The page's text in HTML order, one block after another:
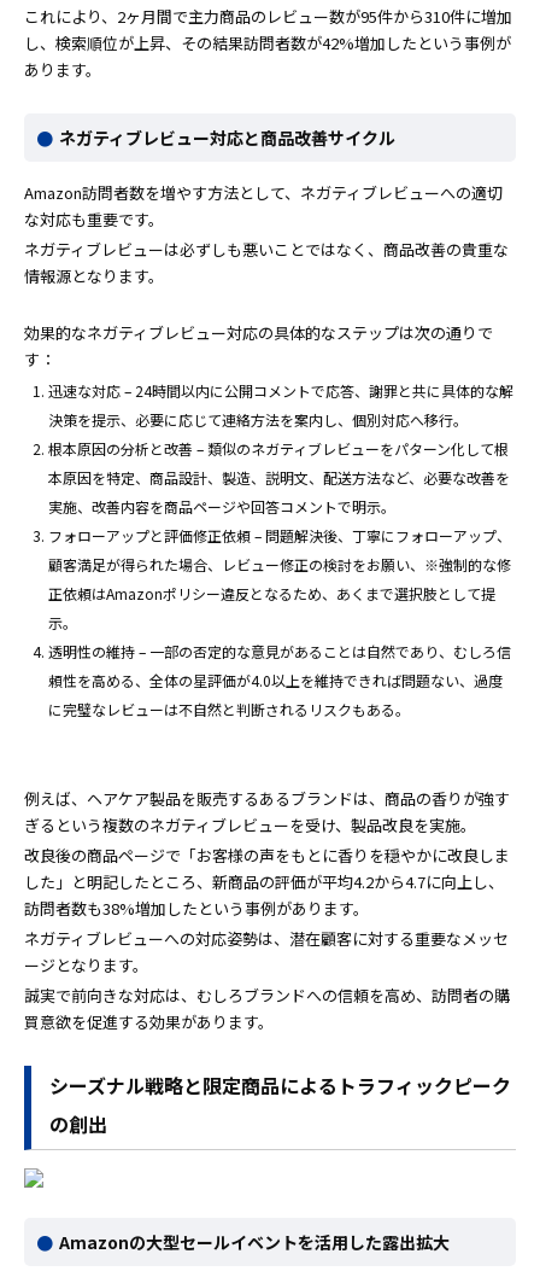
これにより、2ヶ月間で主力商品のレビュー数が95件から310件に増加
し、検索順位が上昇、その結果訪問者数が42%増加したという事例が
あります。
ネガティブレビュー対応と商品改善サイクル
Amazon訪問者数を増やす方法として、ネガティブレビューへの適切
な対応も重要です。
ネガティブレビューは必ずしも悪いことではなく、商品改善の貴重な
情報源となります。
効果的なネガティブレビュー対応の具体的なステップは次の通りで
す：
迅速な対応 – 24時間以内に公開コメントで応答、謝罪と共に具体的な解
決策を提示、必要に応じて連絡方法を案内し、個別対応へ移行。
根本原因の分析と改善 – 類似のネガティブレビューをパターン化して根
本原因を特定、商品設計、製造、説明文、配送方法など、必要な改善を
実施、改善内容を商品ページや回答コメントで明示。
フォローアップと評価修正依頼 – 問題解決後、丁寧にフォローアップ、
顧客満足が得られた場合、レビュー修正の検討をお願い、※強制的な修
正依頼はAmazonポリシー違反となるため、あくまで選択肢として提
示。
透明性の維持 – 一部の否定的な意見があることは自然であり、むしろ信
頼性を高める、全体の星評価が4.0以上を維持できれば問題ない、過度
に完璧なレビューは不自然と判断されるリスクもある。
例えば、ヘアケア製品を販売するあるブランドは、商品の香りが強す
ぎるという複数のネガティブレビューを受け、製品改良を実施。
改良後の商品ページで「お客様の声をもとに香りを穏やかに改良しま
した」と明記したところ、新商品の評価が平均4.2から4.7に向上し、
訪問者数も38%増加したという事例があります。
ネガティブレビューへの対応姿勢は、潜在顧客に対する重要なメッセ
ージとなります。
誠実で前向きな対応は、むしろブランドへの信頼を高め、訪問者の購
買意欲を促進する効果があります。
シーズナル戦略と限定商品によるトラフィックピーク
の創出
Amazonの大型セールイベントを活用した露出拡大